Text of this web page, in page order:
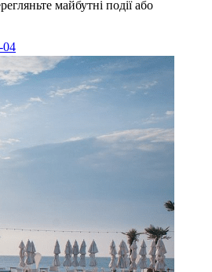
майбутні події або
04